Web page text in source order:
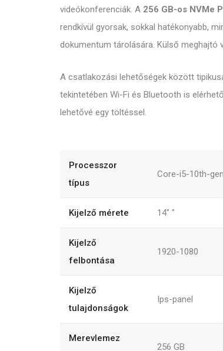
videókonferenciák. A 256 GB-os NVMe
rendkívül gyorsak, sokkal hatékonyabb,
dokumentum tárolására. Külső meghajtó
A csatlakozási lehetőségek között
tekintetében Wi-Fi és Bluetooth is
lehetővé egy töltéssel.
Processzor
típus
Core-i5-10th-gen
Kijelző mérete 14" "
Kijelző
felbontása
1920-1080
Kijelző
tulajdonságok
Ips-panel
Merevlemez
256 GB